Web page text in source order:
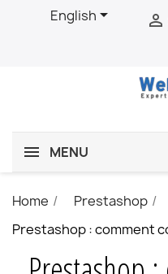
English 
MENU
Home Prestashop
Prestashop : comment